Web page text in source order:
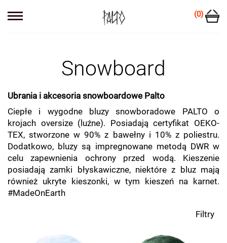
(0)
Snowboard
Ubrania i akcesoria snowboardowe Palto
Ciepłe i wygodne bluzy snowboradowe PALTO o
krojach oversize (luźne). Posiadają certyfikat OEKO-
TEX, stworzone w 90% z bawełny i 10% z poliestru.
Dodatkowo, bluzy są impregnowane metodą DWR w
celu zapewnienia ochrony przed wodą. Kieszenie
posiadają zamki błyskawiczne, niektóre z bluz mają
również ukryte kieszonki, w tym kieszeń na karnet.
#MadeOnEarth
Filtry